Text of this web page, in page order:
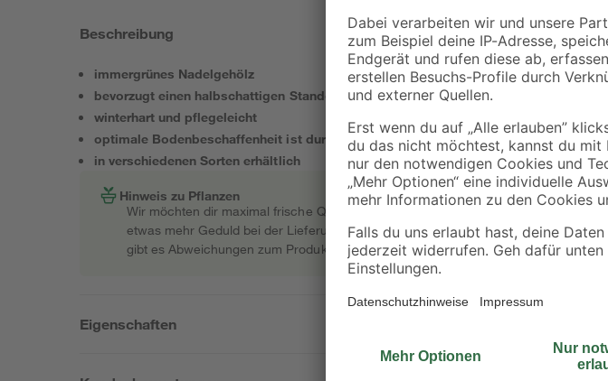
Beschreibung
immergrünes Nadelgehölz
bevorzugt einen halbschattigen Standort
winterhart und pflegeleicht
optimale Bodenbeschaffenheit ist durchlässig, nährstoffreich und feucht
in verschiedenen Sorten erhältlich
Hinweis zu Pflanzen
Wir möchten dir maximal frische Qualität garantieren. Deswegen ordern wir
etwas mehr Geduld bei der Lieferung bitten müssen. So kannst du dich über eine
gibt es Abweichungen zum Produktfoto.
Eigenschaften